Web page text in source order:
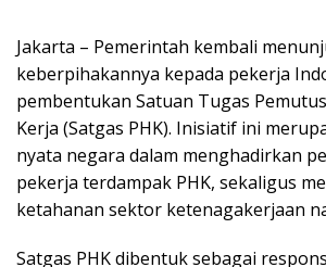
Jakarta – Pemerintah kembali
keberpihakannya kepada pekerja
pembentukan Satuan Tugas
Kerja (Satgas PHK). Inisiatif ini
nyata negara dalam menghadirkan
pekerja terdampak PHK, sekaligus
ketahanan sektor ketenagakerjaan
Satgas PHK dibentuk sebagai